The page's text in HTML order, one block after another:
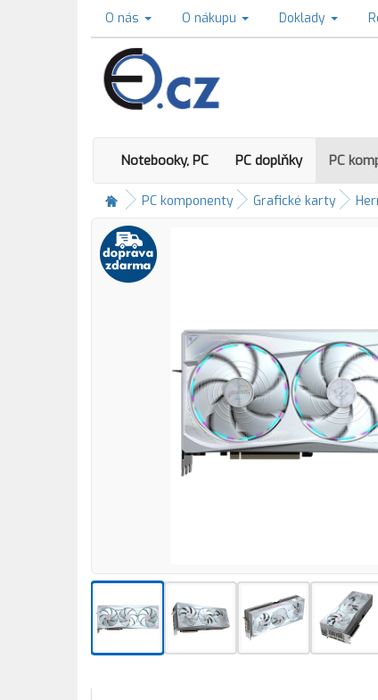
O nás O nákupu Doklady
Notebooky, PC PC doplňky PC
PC komponenty Grafické karty